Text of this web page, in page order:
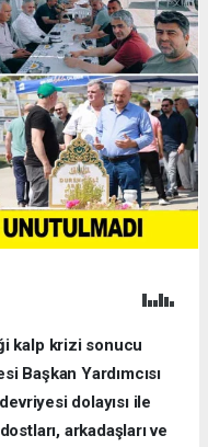
kalp krizi sonucu
Başkan Yardımcısı
dolayısı ile
arkadaşları ve